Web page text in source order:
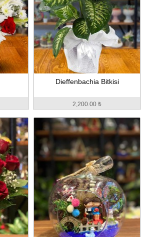
Dieffenbachia Bitkisi
2,200.00 ₺